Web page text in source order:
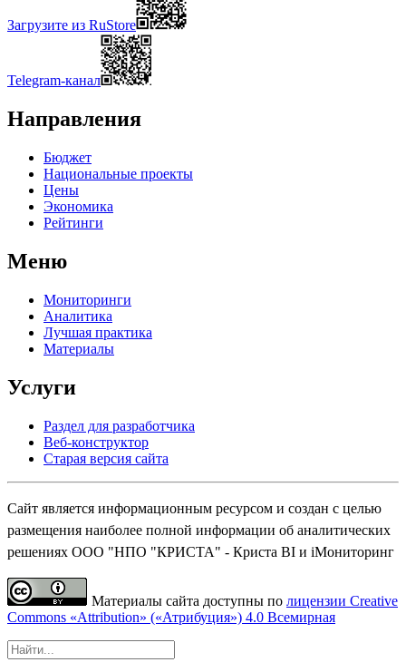
Загрузите из RuStore
Telegram-канал
Направления
Бюджет
Национальные проекты
Цены
Экономика
Рейтинги
Меню
Мониторинги
Аналитика
Лучшая практика
Материалы
Услуги
Раздел для разработчика
Веб-конструктор
Старая версия сайта
Сайт является информационным ресурсом и создан с целью
размещения наиболее полной информации об аналитических
решениях ООО "НПО "КРИСТА" - Криста BI и iМониторинг
Материалы сайта доступны по лицензии Creative
Commons «Attribution» («Атрибуция») 4.0 Всемирная